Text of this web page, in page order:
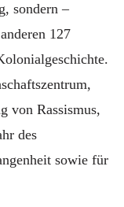
sondern –
127
von Rassismus,
des
sowie für